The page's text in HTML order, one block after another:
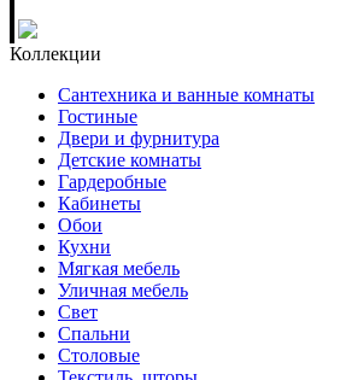
Коллекции
Сантехника и ванные комнаты
Гостиные
Двери и фурнитура
Детские комнаты
Гардеробные
Кабинеты
Обои
Кухни
Мягкая мебель
Уличная мебель
Свет
Спальни
Столовые